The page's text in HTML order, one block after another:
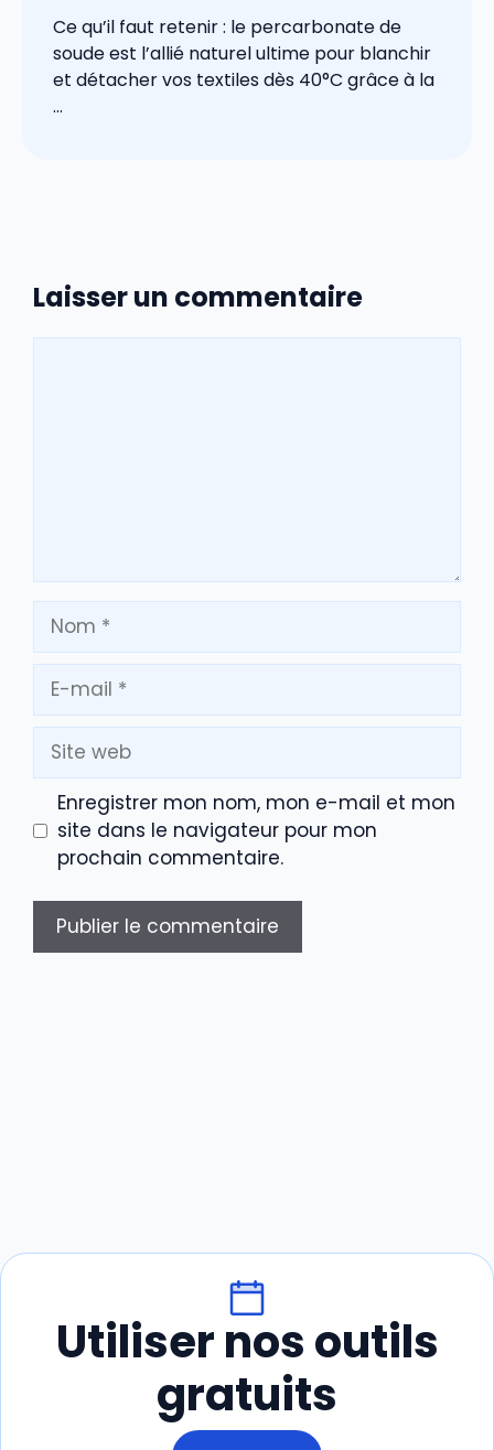
Ce qu’il faut retenir : le percarbonate de
soude est l’allié naturel ultime pour blanchir
et détacher vos textiles dès 40°C grâce à la
...
Laisser un commentaire
Nom
mail
Site
web
Enregistrer mon nom, mon e-mail et mon
site dans le navigateur pour mon
prochain commentaire.
Utiliser nos outils
gratuits